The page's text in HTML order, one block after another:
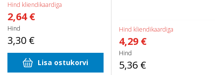
Hind kliendikaardiga
2,64 €
Hind
3,30 €
Lisa ostukorvi
Hind kliendikaardiga
4,29 €
Hind
5,36 €